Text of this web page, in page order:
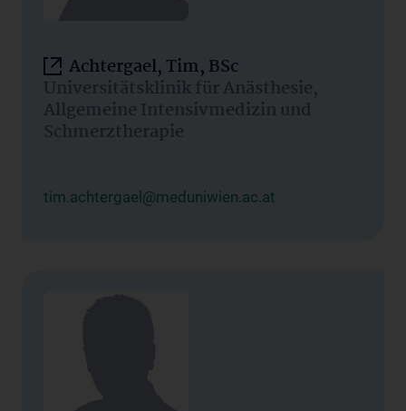
Achtergael, Tim, BSc
Universitätsklinik für Anästhesie,
Allgemeine Intensivmedizin und
Schmerztherapie
tim.achtergael@meduniwien.ac.at